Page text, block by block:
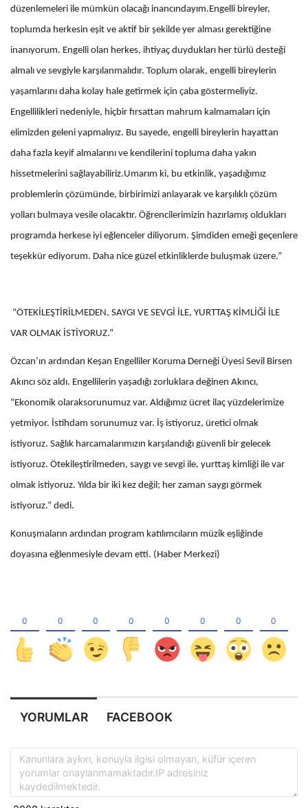
düzenlemeleri ile mümkün olacağı inancındayım.Engelli bireyler,
toplumda herkesin eşit ve aktif bir şekilde yer alması gerektiğine
inanıyorum. Engelli olan herkes, ihtiyaç duydukları her türlü desteği
almalı ve sevgiyle karşılanmalıdır. Toplum olarak, engelli bireylerin
yaşamlarını daha kolay hale getirmek için çaba göstermeliyiz.
Engellilikleri nedeniyle, hiçbir fırsattan mahrum kalmamaları için
elimizden geleni yapmalıyız. Bu sayede, engelli bireylerin hayattan
daha fazla keyif almalarını ve kendilerini topluma daha yakın
hissetmelerini sağlayabiliriz.Umarım ki, bu etkinlik, yaşadığımız
problemlerin çözümünde, birbirimizi anlayarak ve karşılıklı çözüm
yolları bulmaya vesile olacaktır. Öğrencilerimizin hazırlamış oldukları
programda herkese iyi eğlenceler diliyorum. Şimdiden emeği geçenlere
teşekkür ediyorum. Daha nice güzel etkinliklerde buluşmak üzere.”
“ÖTEKİLEŞTİRİLMEDEN, SAYGI VE SEVGİ İLE, YURTTAŞ KİMLİĞİ İLE
VAR OLMAK İSTİYORUZ.”
Özcan’ın ardından Keşan Engelliler Koruma Derneği Üyesi Sevil Birsen
Akıncı söz aldı. Engellilerin yaşadığı zorluklara değinen Akıncı,
“Ekonomik olaraksorunumuz var. Aldığımız ücret ilaç yüzdelerimize
yetmiyor. İstihdam sorunumuz var. İş istiyoruz, üretici olmak
istiyoruz. Sağlık harcamalarımızın karşılandığı güvenli bir gelecek
istiyoruz. Ötekileştirilmeden, saygı ve sevgi ile, yurttaş kimliği ile var
olmak istiyoruz. Yılda bir iki kez değil; her zaman saygı görmek
istiyoruz.” dedi.
Konuşmaların ardından program katılımcıların müzik eşliğinde
doyasına eğlenmesiyle devam etti. (Haber Merkezi)
YORUMLAR FACEBOOK